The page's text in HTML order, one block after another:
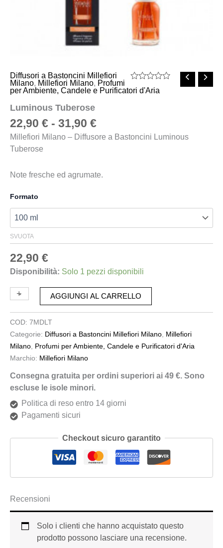
Valutato
0
Diffusori a Bastoncini Millefiori
Milano, Millefiori Milano, Profumi
per Ambiente, Candele e Purificatori d'Aria
Luminous Tuberose
22,90 € - 31,90 €
Millefiori Milano – Diffusore a Bastoncini Luminous
Tuberose
Note fresche ed agrumate.
Formato
SVUOTA
22,90 €
Disponibilità: Solo 1 pezzi disponibili
-
+ AGGIUNGI AL CARRELLO
COD: 7MDLT
Categorie: Diffusori a Bastoncini Millefiori Milano, Millefiori
Milano, Profumi per Ambiente, Candele e Purificatori d'Aria
Marchio: Millefiori Milano
Consegna gratuita per ordini superiori ai 49 €. Sono
escluse le isole minori.
Politica di reso entro 14 giorni
Pagamenti sicuri
Checkout sicuro garantito
Recensioni
Solo i clienti che hanno acquistato questo
prodotto possono lasciare una recensione.